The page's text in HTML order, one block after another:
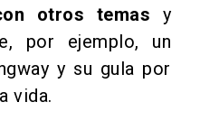
otros temas y
por ejemplo, un
y su gula por
vida.